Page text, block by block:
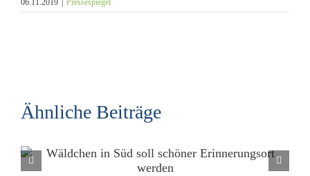
06.11.2019 Pressespiegel
Ähnliche Beiträge
Die verstorbenen Brüder bleiben für immer in ihren